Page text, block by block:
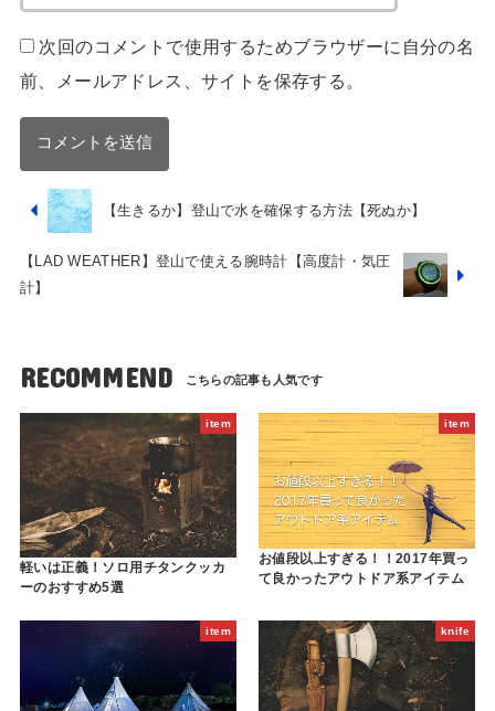
次回のコメントで使用するためブラウザーに自分の名
前、メールアドレス、サイトを保存する。
【生きるか】登山で水を確保する方法【死ぬか】
【LAD WEATHER】登山で使える腕時計【高度計・気圧
計】
RECOMMEND
item
軽いは正義！ソロ用チタンクッカ
ーのおすすめ5選
item
お値段以上すぎる！！2017年買っ
て良かったアウトドア系アイテム
item knife